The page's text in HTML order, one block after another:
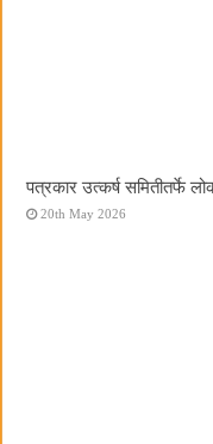
पत्रकार उत्कर्ष समितीतर्फे
20th May 2026